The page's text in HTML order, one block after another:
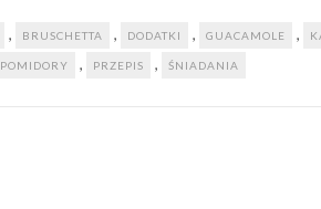
, BRUSCHETTA , DODATKI , GUACAMOLE ,
POMIDORY , PRZEPIS , ŚNIADANIA